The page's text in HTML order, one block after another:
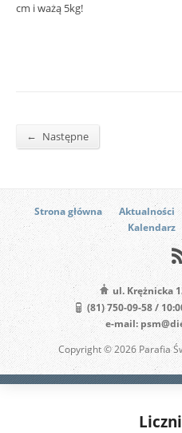
cm i ważą 5kg!
← Następne
Strona główna Aktualności
Kalendarz
ul. Krężnicka
(81) 750-09-58 /
e-mail:
Copyright © 2026 Parafia